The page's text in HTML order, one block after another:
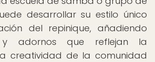
desarrollar su estilo único
del repinique, añadiendo
y adornos que reflejan la
creatividad de la comunidad